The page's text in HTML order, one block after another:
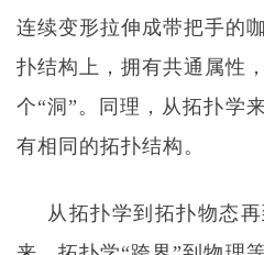
连续变形拉伸成带把手的
扑结构上，拥有共通属性
个“洞”。同理，从拓扑学
有相同的拓扑结构。
从拓扑学到拓扑物态